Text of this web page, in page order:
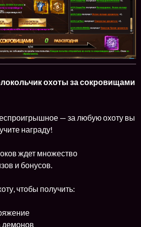
охоты за сокровищами
— за любую охоту вы
награду!
ждет множество
и бонусов.
чтобы получить: